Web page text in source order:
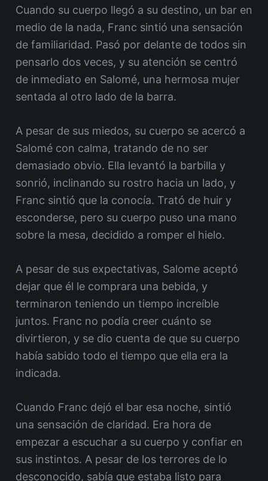
Cuando su cuerpo llegó a su destino, un bar en
medio de la nada, Franc sintió una sensación
de familiaridad. Pasó por delante de todos sin
pensarlo dos veces, y su atención se centró
de inmediato en Salomé, una hermosa mujer
sentada al otro lado de la barra.
A pesar de sus miedos, su cuerpo se acercó a
Salomé con calma, tratando de no ser
demasiado obvio. Ella levantó la barbilla y
sonrió, inclinando su rostro hacia un lado, y
Franc sintió que la conocía. Trató de huir y
esconderse, pero su cuerpo puso una mano
sobre la mesa, decidido a romper el hielo.
A pesar de sus expectativas, Salome aceptó
dejar que él le comprara una bebida, y
terminaron teniendo un tiempo increíble
juntos. Franc no podía creer cuánto se
divirtieron, y se dio cuenta de que su cuerpo
había sabido todo el tiempo que ella era la
indicada.
Cuando Franc dejó el bar esa noche, sintió
una sensación de claridad. Era hora de
empezar a escuchar a su cuerpo y confiar en
sus instintos. A pesar de los terrores de lo
desconocido, sabía que estaba listo para